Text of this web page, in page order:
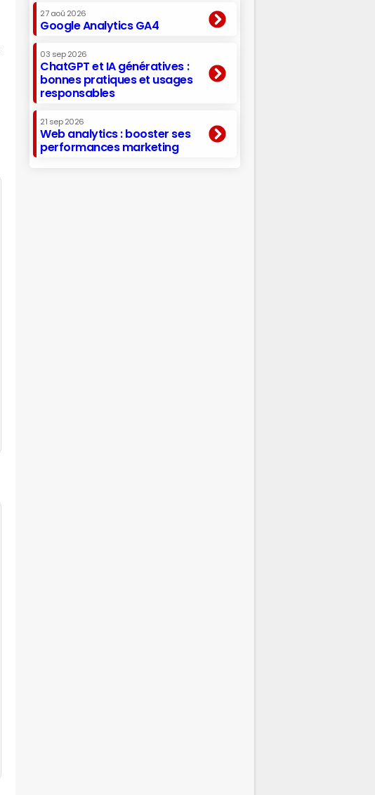
27 aoû 2026
Google Analytics GA4
03 sep 2026
ChatGPT et IA génératives :
bonnes pratiques et usages
responsables
21 sep 2026
Web analytics : booster ses
performances marketing